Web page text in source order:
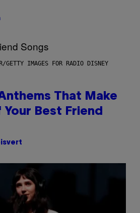
GETTY IMAGES FOR RADIO DISNEY
That Make
Your Best Friend